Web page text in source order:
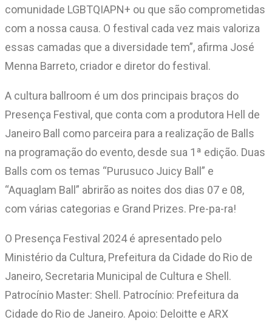
comunidade LGBTQIAPN+ ou que são comprometidas
com a nossa causa. O festival cada vez mais valoriza
essas camadas que a diversidade tem”, afirma José
Menna Barreto, criador e diretor do festival.
A cultura ballroom é um dos principais braços do
Presença Festival, que conta com a produtora Hell de
Janeiro Ball como parceira para a realização de Balls
na programação do evento, desde sua 1ª edição. Duas
Balls com os temas “Purusuco Juicy Ball” e
“Aquaglam Ball” abrirão as noites dos dias 07 e 08,
com várias categorias e Grand Prizes. Pre-pa-ra!
O Presença Festival 2024 é apresentado pelo
Ministério da Cultura, Prefeitura da Cidade do Rio de
Janeiro, Secretaria Municipal de Cultura e Shell.
Patrocínio Master: Shell. Patrocínio: Prefeitura da
Cidade do Rio de Janeiro. Apoio: Deloitte e ARX